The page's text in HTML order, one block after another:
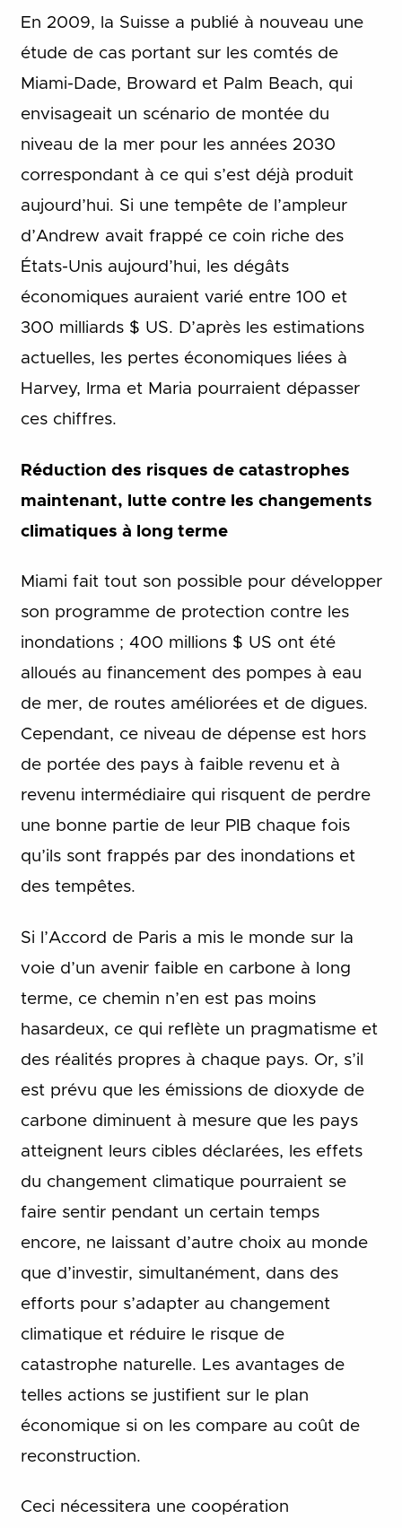
En 2009, la Suisse a publié à nouveau une
étude de cas portant sur les comtés de
Miami-Dade, Broward et Palm Beach, qui
envisageait un scénario de montée du
niveau de la mer pour les années 2030
correspondant à ce qui s’est déjà produit
aujourd’hui. Si une tempête de l’ampleur
d’Andrew avait frappé ce coin riche des
États-Unis aujourd’hui, les dégâts
économiques auraient varié entre 100 et
300 milliards $ US. D’après les estimations
actuelles, les pertes économiques liées à
Harvey, Irma et Maria pourraient dépasser
ces chiffres.
Réduction des risques de catastrophes
maintenant, lutte contre les changements
climatiques à long terme
Miami fait tout son possible pour développer
son programme de protection contre les
inondations ; 400 millions $ US ont été
alloués au financement des pompes à eau
de mer, de routes améliorées et de digues.
Cependant, ce niveau de dépense est hors
de portée des pays à faible revenu et à
revenu intermédiaire qui risquent de perdre
une bonne partie de leur PIB chaque fois
qu’ils sont frappés par des inondations et
des tempêtes.
Si l’Accord de Paris a mis le monde sur la
voie d’un avenir faible en carbone à long
terme, ce chemin n’en est pas moins
hasardeux, ce qui reflète un pragmatisme et
des réalités propres à chaque pays. Or, s’il
est prévu que les émissions de dioxyde de
carbone diminuent à mesure que les pays
atteignent leurs cibles déclarées, les effets
du changement climatique pourraient se
faire sentir pendant un certain temps
encore, ne laissant d’autre choix au monde
que d’investir, simultanément, dans des
efforts pour s’adapter au changement
climatique et réduire le risque de
catastrophe naturelle. Les avantages de
telles actions se justifient sur le plan
économique si on les compare au coût de
reconstruction.
Ceci nécessitera une coopération